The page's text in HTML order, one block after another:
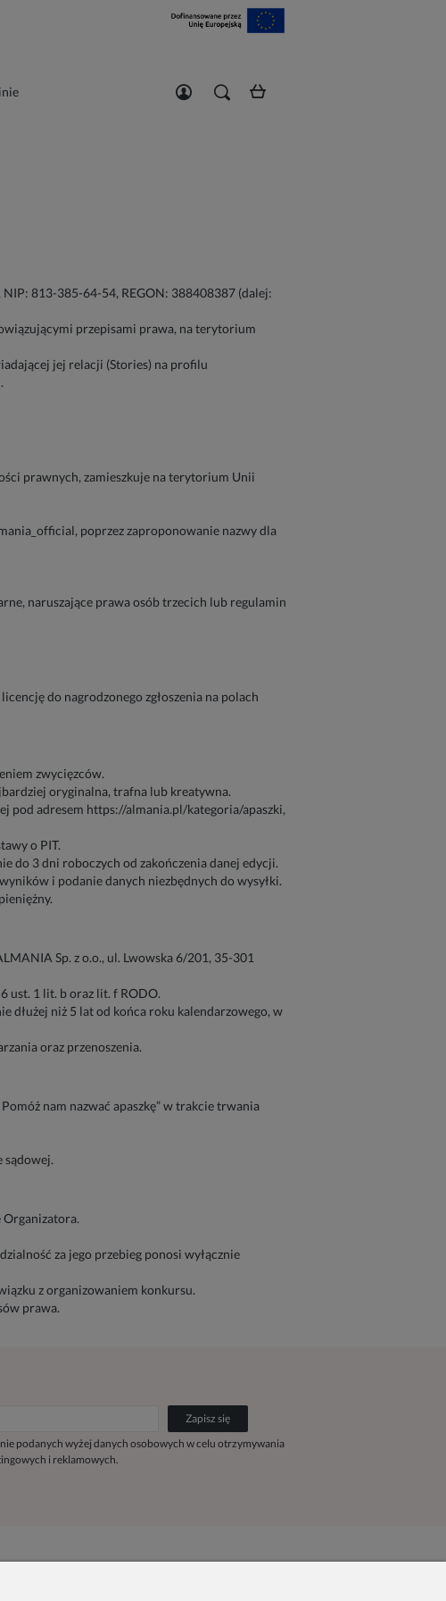
813-385-64-54, REGON: 388408387 (dalej:
przepisami prawa, na terytorium
jej relacji (Stories) na profilu
prawnych, zamieszkuje na terytorium Unii
poprzez zaproponowanie nazwy dla
naruszające prawa osób trzecich lub regulamin
do nagrodzonego zgłoszenia na polach
zwycięzców.
oryginalna, trafna lub kreatywna.
pod adresem https://almania.pl/kategoria/apaszki,
o PIT.
do 3 dni roboczych od zakończenia danej edycji.
i podanie danych niezbędnych do wysyłki.
Sp. z o.o., ul. Lwowska 6/201, 35-301
ust. 1 lit. b oraz lit. f RODO.
dłużej niż 5 lat od końca roku kalendarzowego, w
oraz przenoszenia.
nam nazwać apaszkę” w trakcie trwania
sądowej.
Organizatora.
za jego przebieg ponosi wyłącznie
z organizowaniem konkursu.
prawa.
Zapisz się
podanych wyżej danych osobowych w celu otrzymywania
i reklamowych.